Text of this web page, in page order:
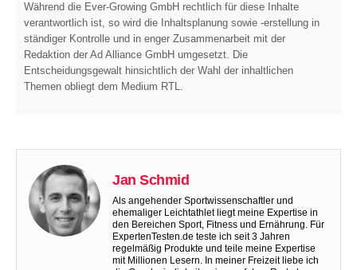
Während die Ever-Growing GmbH rechtlich für diese Inhalte
verantwortlich ist, so wird die Inhaltsplanung sowie -erstellung in
ständiger Kontrolle und in enger Zusammenarbeit mit der
Redaktion der Ad Alliance GmbH umgesetzt. Die
Entscheidungsgewalt hinsichtlich der Wahl der inhaltlichen
Themen obliegt dem Medium RTL.
Jan Schmid
Als angehender Sportwissenschaftler und
ehemaliger Leichtathlet liegt meine Expertise in
den Bereichen Sport, Fitness und Ernährung. Für
ExpertenTesten.de teste ich seit 3 Jahren
regelmäßig Produkte und teile meine Expertise
mit Millionen Lesern. In meiner Freizeit liebe ich